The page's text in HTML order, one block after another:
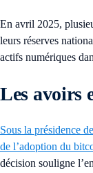
En avril 2025,
leurs réserves
actifs numériques
Les avoirs
Sous la présidence
de l’adoption du
décision souligne